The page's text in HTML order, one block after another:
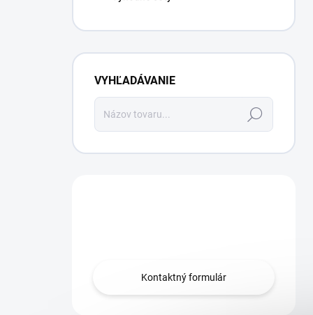
VYHĽADÁVANIE
Hľadať
Kontaktný formulár